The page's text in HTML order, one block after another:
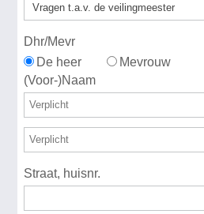
Dhr/Mevr
De heer
Mevrouw
(Voor-)Naam
Straat, huisnr.